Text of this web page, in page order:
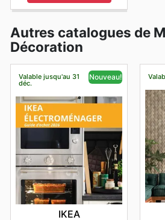
Autres catalogues de
Décoration
Valable jusqu'au 31
déc.
Nouveau!
IKEA